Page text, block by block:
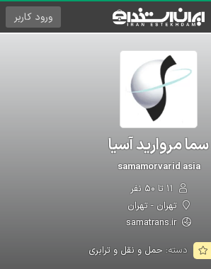
ورود کاربر
سما مروارید آسیا
samamorvarid asia
تهران - تهران
samatrans.ir
دسته: حمل و نقل و ترابری